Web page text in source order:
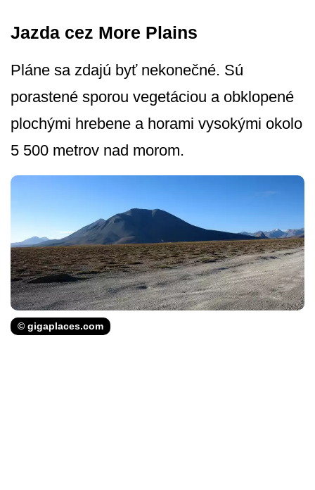
Jazda cez More Plains
Pláne sa zdajú byť nekonečné. Sú
porastené sporou vegetáciou a obklopené
plochými hrebene a horami vysokými okolo
5 500 metrov nad morom.
© gigaplaces.com